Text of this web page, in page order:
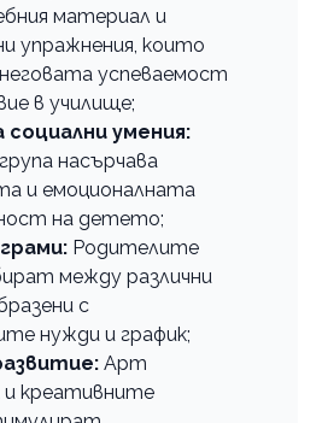
материал и
упражнения, които
успеваемост
в училище;
социални умения:
насърчава
и емоционалната
на детето;
Родителите
между различни
с
нужди и график;
Арт
и креативните